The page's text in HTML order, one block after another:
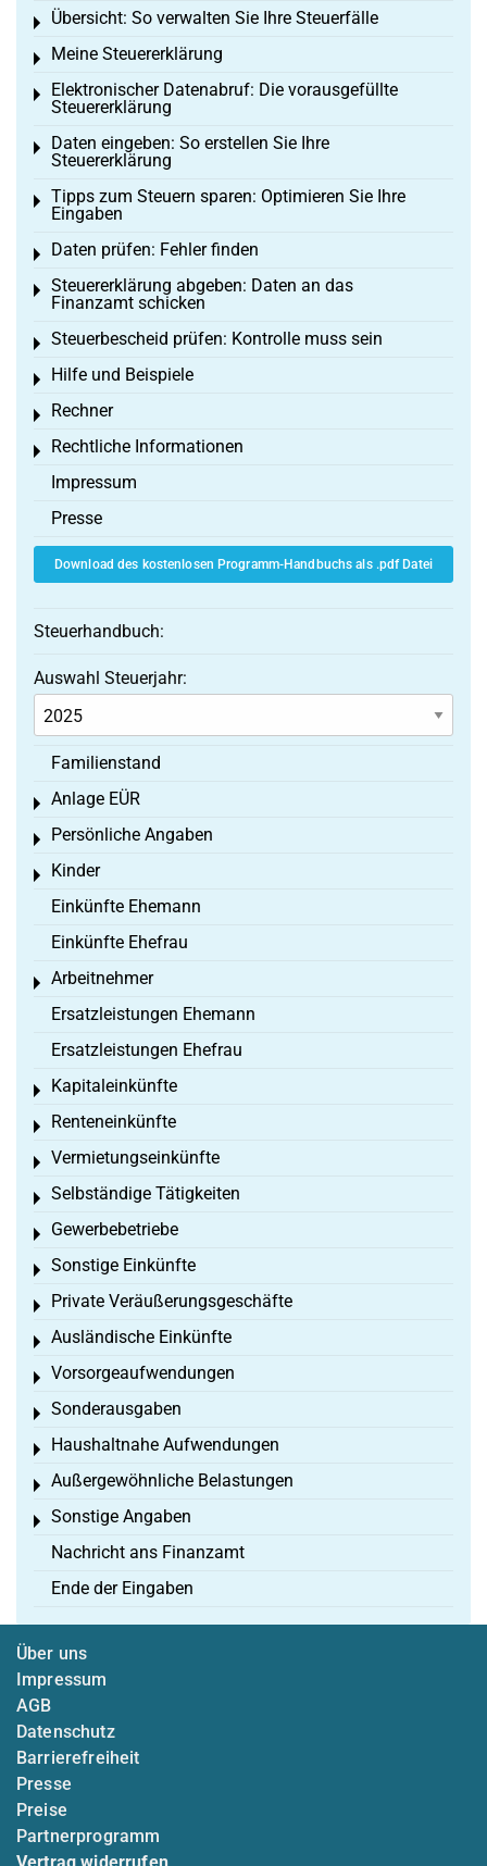
Übersicht: So verwalten Sie Ihre Steuerfälle
Toggle menu
Meine Steuererklärung
Toggle menu
Elektronischer Datenabruf: Die vorausgefüllte
Steuererklärung
Toggle menu
Daten eingeben: So erstellen Sie Ihre
Steuererklärung
Toggle menu
Tipps zum Steuern sparen: Optimieren Sie Ihre
Eingaben
Toggle menu
Daten prüfen: Fehler finden
Toggle menu
Steuererklärung abgeben: Daten an das
Finanzamt schicken
Toggle menu
Steuerbescheid prüfen: Kontrolle muss sein
Toggle menu
Hilfe und Beispiele
Toggle menu
Rechner
Toggle menu
Rechtliche Informationen
Toggle menu
Impressum
Presse
Download des kostenlosen Programm-Handbuchs als .pdf Datei
Steuerhandbuch:
Auswahl Steuerjahr:
Familienstand
Anlage EÜR
Toggle menu
Persönliche Angaben
Toggle menu
Kinder
Toggle menu
Einkünfte Ehemann
Einkünfte Ehefrau
Arbeitnehmer
Toggle menu
Ersatzleistungen Ehemann
Ersatzleistungen Ehefrau
Kapitaleinkünfte
Toggle menu
Renteneinkünfte
Toggle menu
Vermietungseinkünfte
Toggle menu
Selbständige Tätigkeiten
Toggle menu
Gewerbebetriebe
Toggle menu
Sonstige Einkünfte
Toggle menu
Private Veräußerungsgeschäfte
Toggle menu
Ausländische Einkünfte
Toggle menu
Vorsorgeaufwendungen
Toggle menu
Sonderausgaben
Toggle menu
Haushaltnahe Aufwendungen
Toggle menu
Außergewöhnliche Belastungen
Toggle menu
Sonstige Angaben
Toggle menu
Nachricht ans Finanzamt
Ende der Eingaben
Über uns
Impressum
AGB
Datenschutz
Barrierefreiheit
Presse
Preise
Partnerprogramm